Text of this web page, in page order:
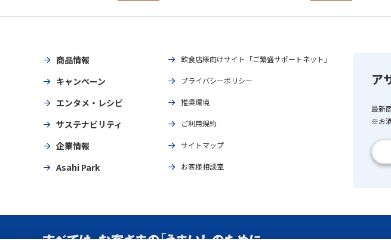
商品情報
キャンペーン
エンタメ・レシピ
サステナビリティ
企業情報
Asahi Park
飲食店様向けサイト「ご繁盛サポートネット」
プライバシーポリシー
推奨環境
ご利用規約
サイトマップ
お客様相談室
ア
最新
※お